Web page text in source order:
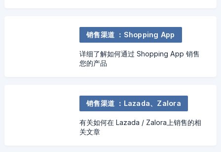
销售渠道 ：Shopping App
详细了解如何通过 Shopping App 销售
您的产品
销售渠道 ：Lazada、Zalora
有关如何在 Lazada / Zalora上销售的相
关文章